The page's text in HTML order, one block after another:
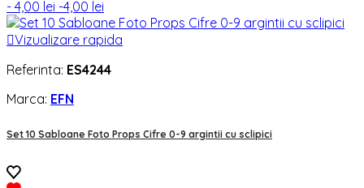
- 4,00 lei -4,00 lei
Vizualizare rapida
Referinta: ES4244
Marca: EFN
Set 10 Sabloane Foto Props Cifre 0-9 argintii cu sclipici